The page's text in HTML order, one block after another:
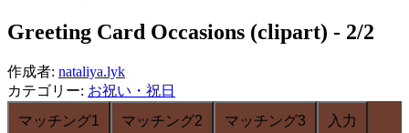
Greeting Card Occasions (clipart) - 2/2
作成者: nataliya.lyk
カテゴリー: お祝い・祝日
マッチング1
マッチング2 マッチング3 入力